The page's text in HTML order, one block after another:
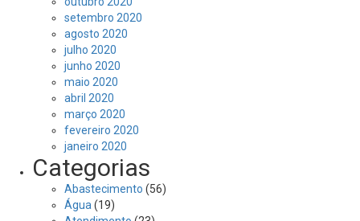
setembro 2020
agosto 2020
julho 2020
junho 2020
maio 2020
abril 2020
março 2020
fevereiro 2020
janeiro 2020
Categorias
Abastecimento (56)
Água (19)